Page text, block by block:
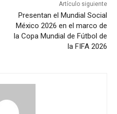
Artículo siguiente
Presentan el Mundial Social
México 2026 en el marco de
la Copa Mundial de Fútbol de
la FIFA 2026